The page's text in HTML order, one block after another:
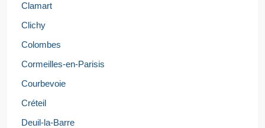
Clamart
Clichy
Colombes
Cormeilles-en-Parisis
Courbevoie
Créteil
Deuil-la-Barre